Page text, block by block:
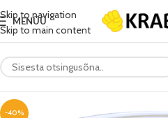
Skip to navigation
Skip to main content
MENÜÜ
-40%